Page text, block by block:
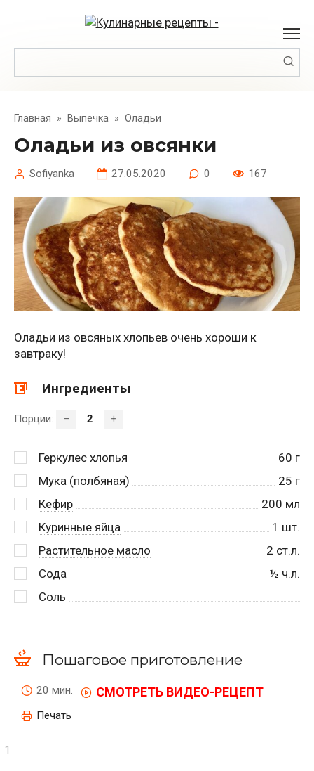
Главная » Выпечка » Оладьи
Оладьи из овсянки
Sofiyanka 27.05.2020 0 167
Оладьи из овсяных хлопьев очень хороши к
завтраку!
Ингредиенты
Порции: – +
Геркулес хлопья 60 г
Мука (полбяная)
25 г
Кефир
200 мл
Куринные яйца
1 шт.
Растительное масло
2 ст.л.
Сода
½ ч.л.
Соль
Пошаговое приготовление
20 мин. СМОТРЕТЬ ВИДЕО-РЕЦЕПТ
Печать